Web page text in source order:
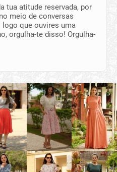
tua atitude reservada, por
meio de conversas
que ouvires uma
orgulha-te disso! Orgulha-